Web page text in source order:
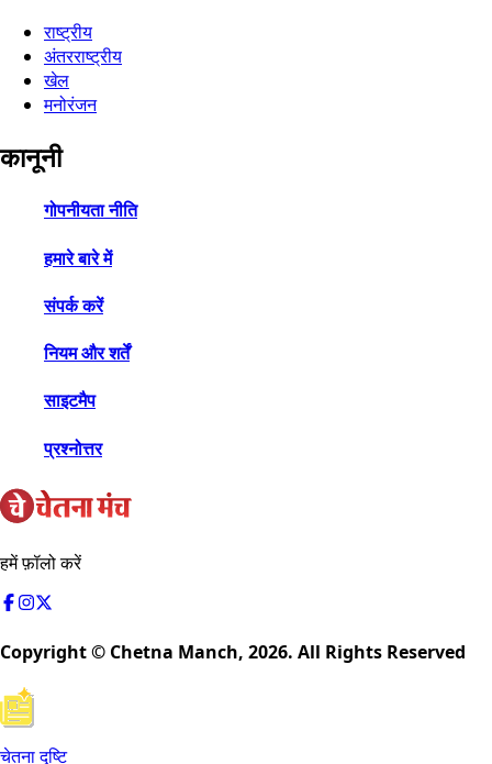
राष्ट्रीय
अंतरराष्ट्रीय
खेल
मनोरंजन
कानूनी
गोपनीयता नीति
हमारे बारे में
संपर्क करें
नियम और शर्तें
साइटमैप
प्रश्नोत्तर
हमें फ़ॉलो करें
Copyright © Chetna Manch, 2026. All Rights Reserved
चेतना दृष्टि